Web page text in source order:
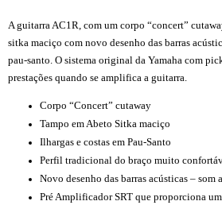
A guitarra AC1R, com um corpo “concert”
sitka maciço com novo desenho das barras
pau-santo. O sistema original da Yamaha com
prestações quando se amplifica a guitarra.
Corpo “Concert” cutaway
Tampo em Abeto Sitka maciço
Ilhargas e costas em Pau-Santo
Perfil tradicional do braço muito
Novo desenho das barras acústicas – som
Pré Amplificador SRT que proporciona